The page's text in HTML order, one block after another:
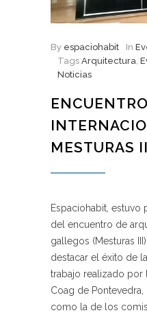
By espaciohabit In
Tags Arquitectura
Noticias
ENCUENTRO
MESTURAS
Espaciohabit, estuvo
del encuentro de
gallegos (Mesturas
destacar el éxito de
trabajo realizado por
Coag de
como la de los